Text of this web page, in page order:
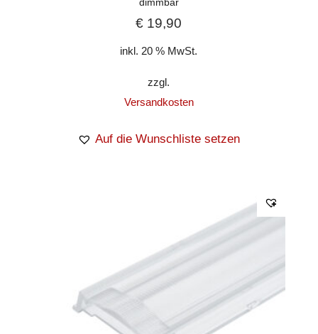
€ 19,90
inkl. 20 % MwSt.
zzgl.
Versandkosten
Auf die Wunschliste setzen